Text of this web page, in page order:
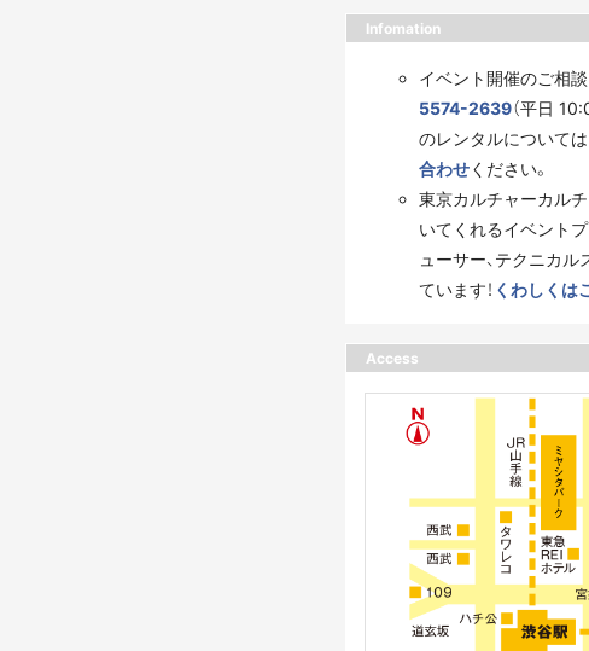
Infomation
イベント開催のご相
5574-2639（平日
のレンタルについては
合わせください。
東京カルチャーカル
いてくれるイベント
ューサー、テクニカ
ています！ くわしくは
Access